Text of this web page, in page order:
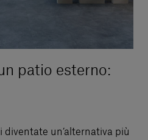
patio esterno:
diventate un’alternativa più